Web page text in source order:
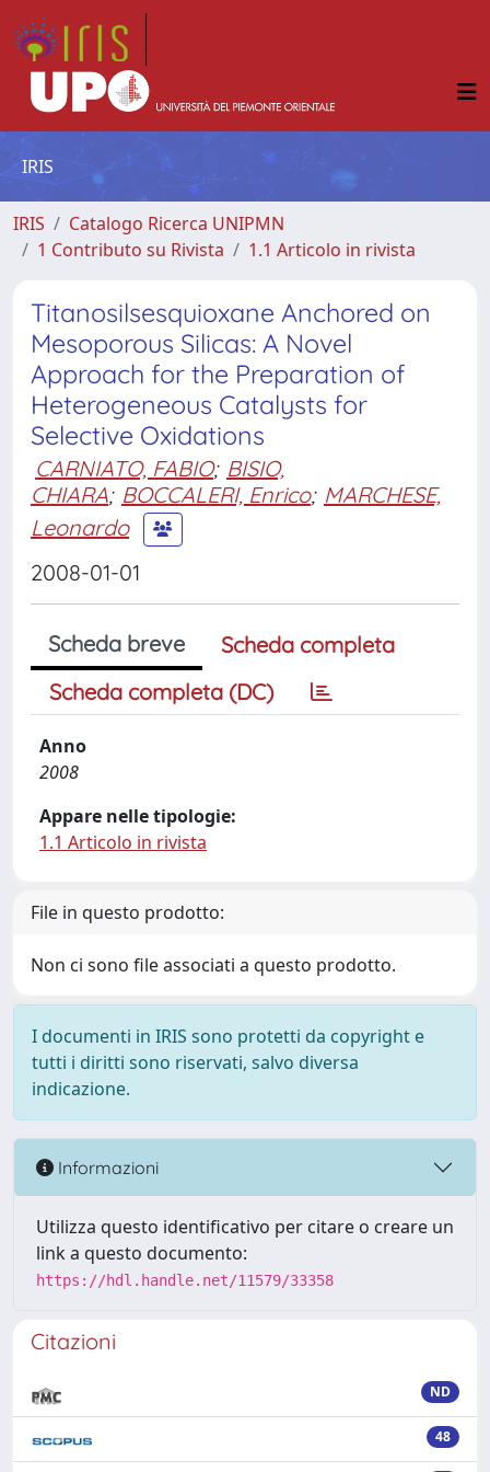
IRIS
IRIS
Catalogo Ricerca UNIPMN
1 Contributo su Rivista
1.1 Articolo in rivista
Titanosilsesquioxane Anchored on
Mesoporous Silicas: A Novel
Approach for the Preparation of
Heterogeneous Catalysts for
Selective Oxidations
CARNIATO, FABIO; BISIO,
CHIARA; BOCCALERI, Enrico; MARCHESE,
Leonardo
2008-01-01
Scheda breve
Scheda completa
Scheda completa (DC)
Anno
2008
Appare nelle tipologie:
1.1 Articolo in rivista
File in questo prodotto:
Non ci sono file associati a questo prodotto.
I documenti in IRIS sono protetti da copyright e
tutti i diritti sono riservati, salvo diversa
indicazione.
Informazioni
Utilizza questo identificativo per citare o creare un
link a questo documento:
https://hdl.handle.net/11579/33358
Citazioni
ND
48